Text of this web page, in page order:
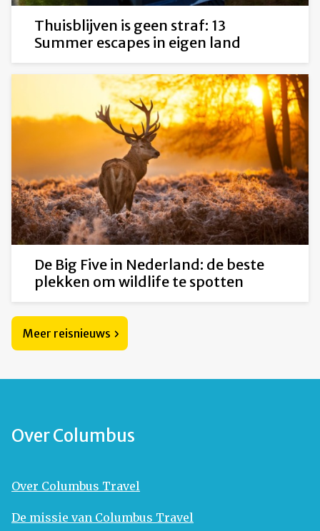
Thuisblijven is geen straf: 13
Summer escapes in eigen land
De Big Five in Nederland: de beste
plekken om wildlife te spotten
Meer reisnieuws
Over Columbus
Over Columbus Travel
De missie van Columbus Travel